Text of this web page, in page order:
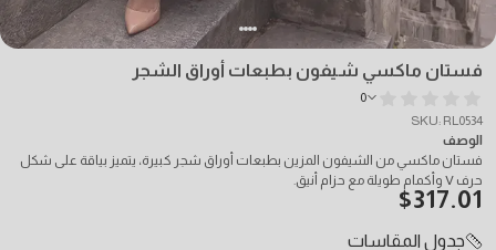
فستان ماكسي شيفون بطبعات أوراق الشجر
0
SKU: RL0534
الوصف
فستان ماكسي من الشيفون المزين بطبعات أوراق شجر كبيرة، يتميز بياقة على شكل
حرف V وأكمام طويلة مع حزام أنيق.
317.01
$
جدول المقاسات